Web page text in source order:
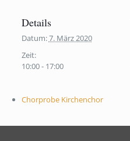
Details
Datum:7. März 2020
Zeit:
10:00 - 17:00
Chorprobe Kirchenchor